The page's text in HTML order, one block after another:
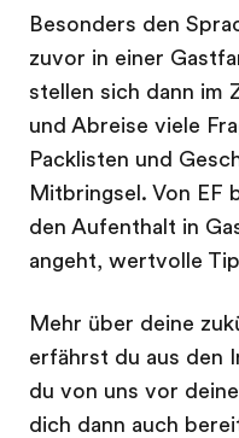
Besonders den
zuvor in einer
stellen sich dann im
und Abreise viele
Packlisten und
Mitbringsel. Von EF
den Aufenthalt in
angeht, wertvolle
Mehr über deine
erfährst du aus den
du von uns vor
dich dann auch